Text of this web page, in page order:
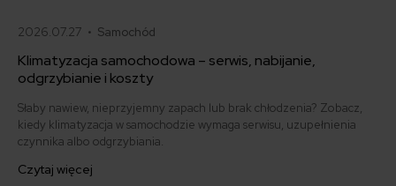
2026.07.27 • Samochód
Klimatyzacja samochodowa – serwis, nabijanie,
odgrzybianie i koszty
Słaby nawiew, nieprzyjemny zapach lub brak chłodzenia? Zobacz,
kiedy klimatyzacja w samochodzie wymaga serwisu, uzupełnienia
czynnika albo odgrzybiania.
Czytaj więcej